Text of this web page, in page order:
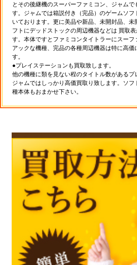
とその後継機のスーパーファミコン、ジャムで
す。ジャムでは箱説付き（完品）のゲームソ
いております。更に美品や新品、未開封品、
フトにデッドストックの周辺機器などは 買取
す。本体ですとファミコンタイトラーにスーフ
アックな機種、完品の各種周辺機器は特に高価
す。
●プレイステーションも買取致します。
他の機種に類を見ない程のタイトル数があるプ
ジャムではしっかり高価買取り致します。ソ
種本体もおまかせ下さい。